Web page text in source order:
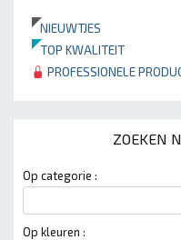
NIEUWTJES
TOP KWALITEIT
PROFESSIONELE
ZOEKEN
Op categorie :
Op kleuren :